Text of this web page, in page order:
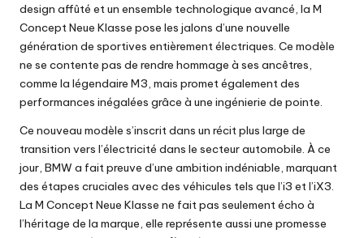
design affûté et un ensemble technologique avancé, la M
Concept Neue Klasse pose les jalons d’une nouvelle
génération de sportives entièrement électriques. Ce modèle
ne se contente pas de rendre hommage à ses ancêtres,
comme la légendaire M3, mais promet également des
performances inégalées grâce à une ingénierie de pointe.
Ce nouveau modèle s’inscrit dans un récit plus large de
transition vers l’électricité dans le secteur automobile. À ce
jour, BMW a fait preuve d’une ambition indéniable, marquant
des étapes cruciales avec des véhicules tels que l’i3 et l’iX3.
La M Concept Neue Klasse ne fait pas seulement écho à
l’héritage de la marque, elle représente aussi une promesse